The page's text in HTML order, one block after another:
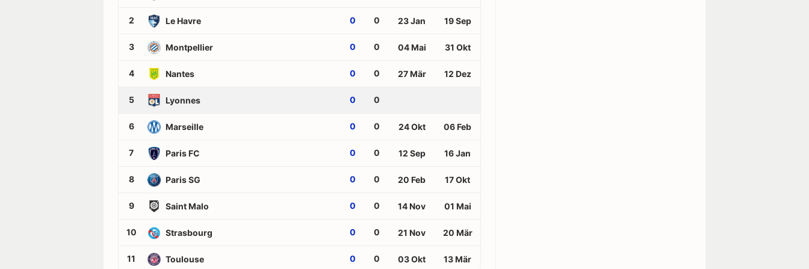
2 Le Havre 0 0 23 Jan 19 Sep
3 Montpellier 0 0 04 Mai 31 Okt
4 Nantes 0 0 27 Mär 12 Dez
5 Lyonnes 0 0
6 Marseille 0 0 24 Okt 06 Feb
7 Paris FC 0 0 12 Sep 16 Jan
8 Paris SG 0 0 20 Feb 17 Okt
9 Saint Malo 0 0 14 Nov 01 Mai
10 Strasbourg 0 0 21 Nov 20 Mär
11 Toulouse 0 0 03 Okt 13 Mär